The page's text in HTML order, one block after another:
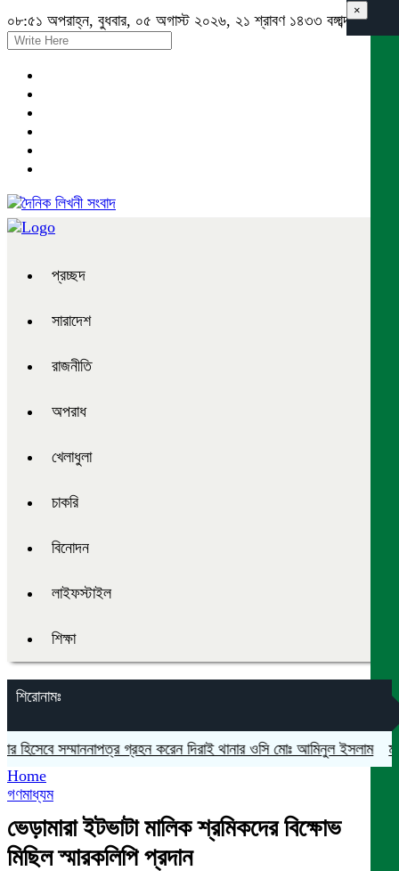
০৮:৫১ অপরাহ্ন, বুধবার, ০৫ অগাস্ট ২০২৬, ২১ শ্রাবণ ১৪৩৩ বঙ্গাব্দ
প্রচ্ছদ
সারাদেশ
রাজনীতি
অপরাধ
খেলাধুলা
চাকরি
বিনোদন
লাইফস্টাইল
শিক্ষা
শিরোনামঃ
সম্মাননাপত্র গ্রহন করেন দিরাই থানার ওসি মোঃ আমিনুল ইসলাম মদনে
×
Home
গণমাধ্যম
ভেড়ামারা ইটভাটা মালিক শ্রমিকদের বিক্ষোভ
মিছিল স্মারকলিপি প্রদান